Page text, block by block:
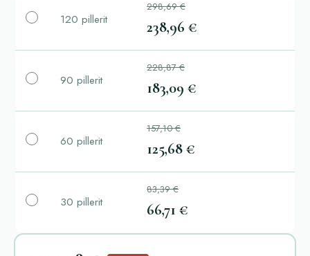
120 pillerit
298,69 €
238,96 €
90 pillerit
228,87 €
183,09 €
60 pillerit
157,10 €
125,68 €
30 pillerit
83,39 €
66,71 €